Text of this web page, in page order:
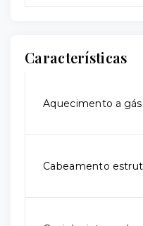
Características
Aquecimento a gás
Cabeamento